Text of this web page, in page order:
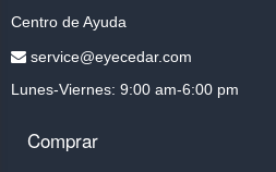
Centro de Ayuda
service@eyecedar.com
Lunes-Viernes: 9:00 am-6:00 pm
Comprar